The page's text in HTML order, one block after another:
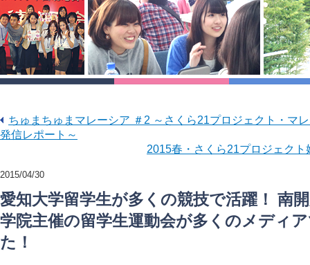
ちゅまちゅまマレーシア ＃2 ～さくら21プロジェクト・マ
発信レポート～
2015春・さくら21プロジェク
2015/04/30
愛知大学留学生が多くの競技で活躍！ 南
学院主催の留学生運動会が多くのメディ
た！